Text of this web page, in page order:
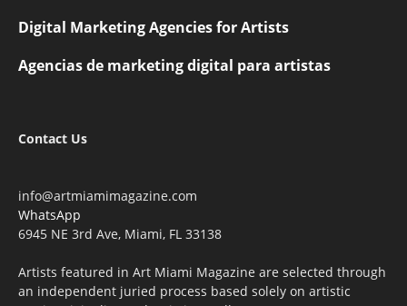
Digital Marketing Agencies for Artists
Agencias de marketing digital para artistas
Contact Us
info@artmiamimagazine.com
WhatsApp
6945 NE 3rd Ave, Miami, FL 33138
Artists featured in Art Miami Magazine are selected through
an independent juried process based solely on artistic